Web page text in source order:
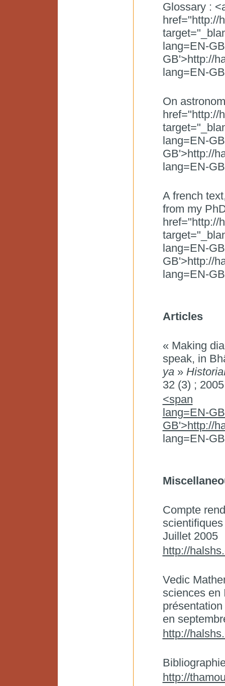
Glossary :
href="http://
lang=EN-
GB'>http://
lang=EN-
On
href="http://
lang=EN-
GB'>http://
lang=EN-
A french
from my
href="http://
lang=EN-
GB'>http://
lang=EN-
Articles
« Making
speak, in
ya»
32 (3) ;
<span
lang=EN-
GB'>http://
lang=EN-
Compte
Juillet 2005
http://
Vedic
sciences en
en
http://
http://